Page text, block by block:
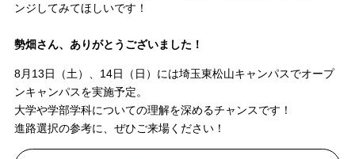
ンジしてみてほしいです！
勢畑さん、ありがとうございました！
8月13日（土）、14日（日）には埼玉東松山キャンパスでオープ
ンキャンパスを実施予定。
大学や学部学科についての理解を深めるチャンスです！
進路選択の参考に、ぜひご来場ください！